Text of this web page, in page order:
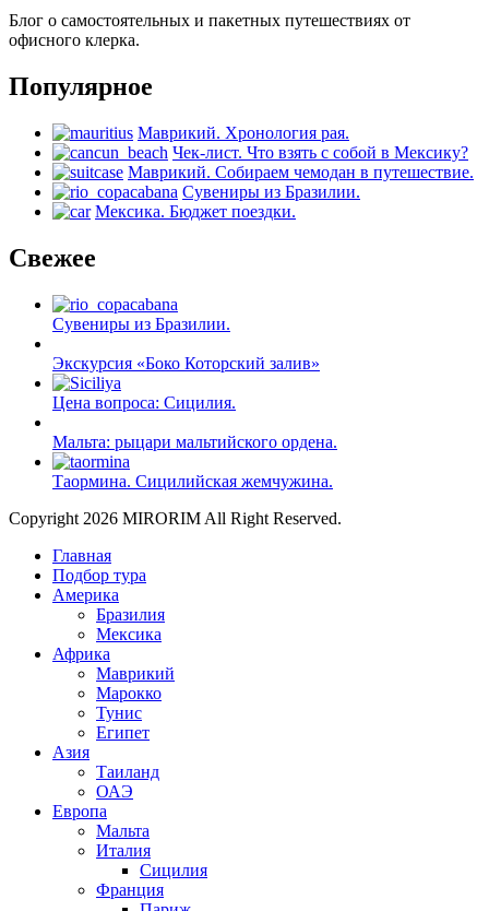
Блог о самостоятельных и пакетных путешествиях от
офисного клерка.
Популярное
Маврикий. Хронология рая.
Чек-лист. Что взять с собой в Мексику?
Маврикий. Собираем чемодан в путешествие.
Сувениры из Бразилии.
Мексика. Бюджет поездки.
Свежее
Сувениры из Бразилии.
Экскурсия «Боко Которский залив»
Цена вопроса: Сицилия.
Мальта: рыцари мальтийского ордена.
Таормина. Сицилийская жемчужина.
Copyright 2026 MIRORIM All Right Reserved.
Главная
Подбор тура
Америка
Бразилия
Мексика
Африка
Маврикий
Марокко
Тунис
Египет
Азия
Таиланд
ОАЭ
Европа
Мальта
Италия
Сицилия
Франция